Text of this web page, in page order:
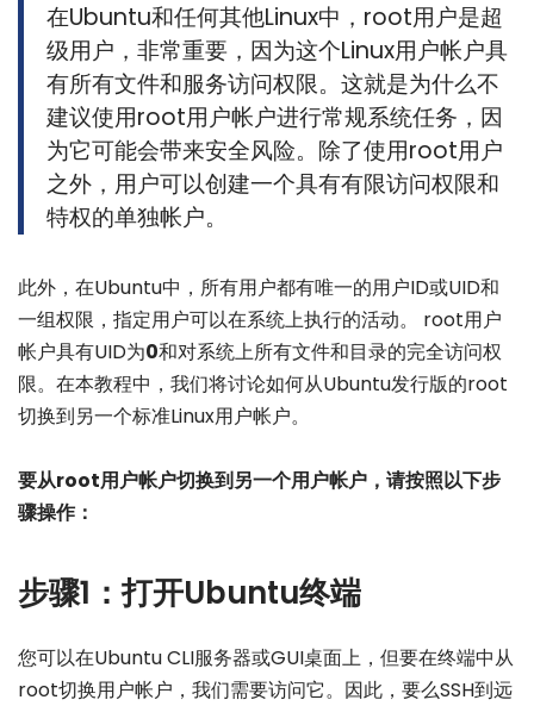
在Ubuntu和任何其他Linux中，root用户是超
级用户，非常重要，因为这个Linux用户帐户具
有所有文件和服务访问权限。这就是为什么不
建议使用root用户帐户进行常规系统任务，因
为它可能会带来安全风险。除了使用root用户
之外，用户可以创建一个具有有限访问权限和
特权的单独帐户。
此外，在Ubuntu中，所有用户都有唯一的用户ID或UID和
一组权限，指定用户可以在系统上执行的活动。 root用户
帐户具有UID为0和对系统上所有文件和目录的完全访问权
限。在本教程中，我们将讨论如何从Ubuntu发行版的root
切换到另一个标准Linux用户帐户。
要从root用户帐户切换到另一个用户帐户，请按照以下步
骤操作：
步骤1：打开Ubuntu终端
您可以在Ubuntu CLI服务器或GUI桌面上，但要在终端中从
root切换用户帐户，我们需要访问它。因此，要么SSH到远